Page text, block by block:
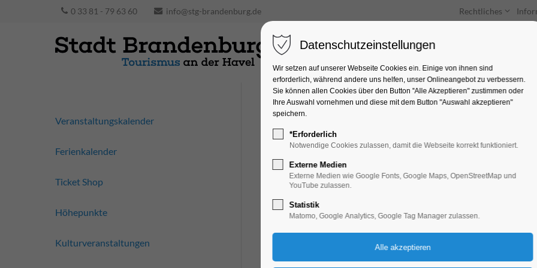
0 33 81 - 79 63 60 info@stg-brandenburg.de Rechtliches
Unterkünfte Entdecken & Erleben
Quiz-Tour
Ferienkalender, Kinder, Jugend, Mitmach-
10.07.2026, 10:00–17:00
Veranstaltungskalender
Ferienkalender
Ticket Shop
Höhepunkte
Kulturveranstaltungen
Datenschutzeinstellungen
Wir setzen auf unserer Webseite Cookies ein. Einige von ihnen sind
erforderlich, während andere uns helfen, unser Onlineangebot zu verbessern.
Sie können allen Cookies über den Button "Alle Akzeptieren" zustimmen oder
Ihre Auswahl vornehmen und diese mit dem Button "Auswahl akzeptieren"
speichern.
*Erforderlich
Notwendige Cookies zulassen, damit die Webseite korrekt funktioniert.
Externe Medien
Externe Medien wie Google Fonts, Google Maps, OpenStreetMap und
YouTube zulassen.
Statistik
Matomo, Google Analytics, Google Tag Manager zulassen.